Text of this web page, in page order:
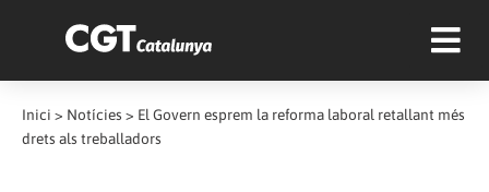
Inici > Notícies > El Govern esprem la reforma laboral retallant més
drets als treballadors